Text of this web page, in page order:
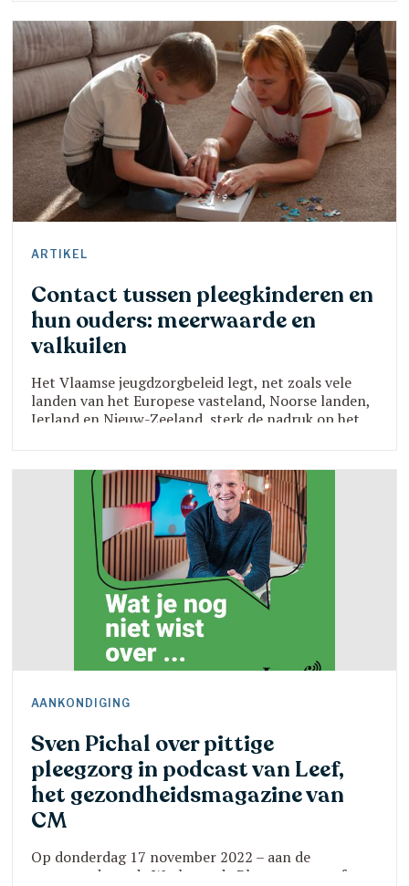
alcohol en mentaal welbevinden. Na afloop ontvang
je een digitale inspiratiegids vol handige tips en
handvaten om je
ARTIKEL
Contact tussen pleegkinderen en
hun ouders: meerwaarde en
valkuilen
Het Vlaamse jeugdzorgbeleid legt, net zoals vele
landen van het Europese vasteland, Noorse landen,
Ierland en Nieuw-Zeeland, sterk de nadruk op het
bij de plaatsing en worden ouder-kind-contacten
gefaciliteerd [2]. In alle pleegzorgplaatsingen wordt
nagegaan of bezoeken met de ouders mogelijk en
AANKONDIGING
Sven Pichal over pittige
pleegzorg in podcast van Leef,
het gezondheidsmagazine van
CM
Op donderdag 17 november 2022 – aan de
vooravond van de Week van de Pleegzorg – geeft